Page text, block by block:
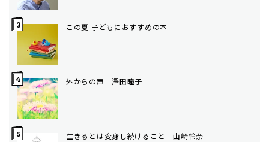
この夏 子どもにおすすめの本
外からの声 澤田瞳子
生きるとは変身し続けること 山崎怜奈